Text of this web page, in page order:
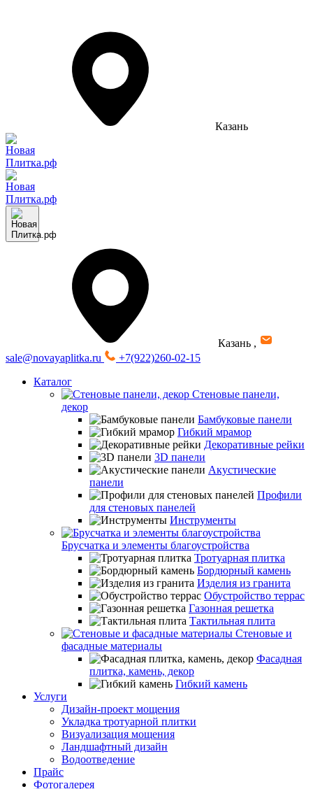
Казань
Казань ,
sale@novayaplitka.ru
+7(922)260-02-15
Каталог
Стеновые панели,
декор
Бамбуковые панели
Гибкий мрамор
Декоративные рейки
3D панели
Акустические
панели
Профили
для стеновых панелей
Инструменты
Брусчатка и элементы благоустройства
Тротуарная плитка
Бордюрный камень
Изделия из гранита
Обустройство террас
Газонная решетка
Тактильная плита
Стеновые и
фасадные материалы
Фасадная
плитка, камень, декор
Гибкий камень
Услуги
Дизайн-проект мощения
Укладка тротуарной плитки
Визуализация мощения
Ландшафтный дизайн
Водоотведение
Прайс
Фотогалерея